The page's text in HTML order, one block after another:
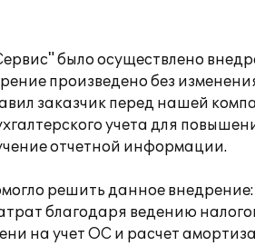
было осуществлено
произведено без
заказчик перед нашей
учета для
отчетной информации.
решить данное внедрение:
благодаря ведению
на учет ОС и расчет